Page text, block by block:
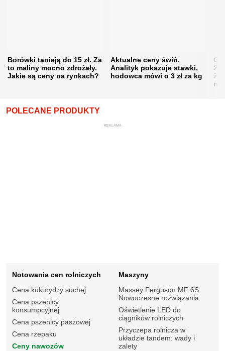
Borówki tanieją do 15 zł. Za
to maliny mocno zdrożały.
Jakie są ceny na rynkach?
Aktualne ceny świń.
Analityk pokazuje stawki,
hodowca mówi o 3 zł za kg
POLECANE PRODUKTY
REKLAMA
Notowania cen rolniczych
Cena kukurydzy suchej
Cena pszenicy
konsumpcyjnej
Cena pszenicy paszowej
Cena rzepaku
Ceny nawozów
Maszyny
Massey Ferguson MF 6S.
Nowoczesne rozwiązania
Oświetlenie LED do
ciągników rolniczych
Przyczepa rolnicza w
układzie tandem: wady i
zalety